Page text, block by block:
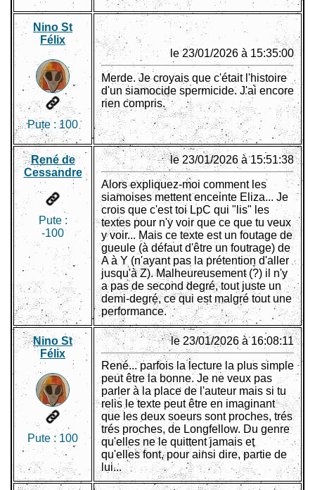
Nino St
Félix
Pute :100
le 23/01/2026 à 15:35:00
Merde. Je croyais que c'était l'histoire
d'un siamocide spermicide. J'ai encore
rien compris.
René de
Cessandre
Pute :
-100
le 23/01/2026 à 15:51:38
Alors expliquez-moi comment les
siamoises mettent enceinte Eliza... Je
crois que c'est toi LpC qui "lis" les
textes pour n'y voir que ce que tu veux
y voir... Mais ce texte est un foutage de
gueule (à défaut d'être un foutrage) de
A à Y (n'ayant pas la prétention d'aller
jusqu'à Z). Malheureusement (?) il n'y
a pas de second degré, tout juste un
demi-degré, ce qui est malgré tout une
performance.
Nino St
Félix
Pute : 100
le 23/01/2026 à 16:08:11
René... parfois la lecture la plus simple
peut être la bonne. Je ne veux pas
parler à la place de l'auteur mais si tu
relis le texte peut être en imaginant
que les deux soeurs sont proches, trés
trés proches, de Longfellow. Du genre
qu'elles ne le quittent jamais et
qu'elles font, pour ainsi dire, partie de
lui...